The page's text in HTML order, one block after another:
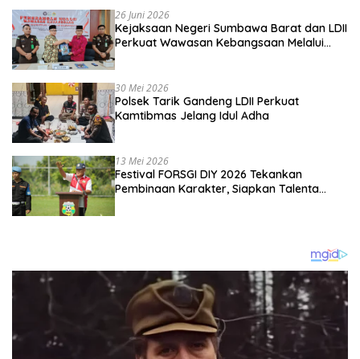
26 Juni 2026
Kejaksaan Negeri Sumbawa Barat dan LDII
Perkuat Wawasan Kebangsaan Melalui
30 Mei 2026
Polsek Tarik Gandeng LDII Perkuat
Kamtibmas Jelang Idul Adha
13 Mei 2026
Festival FORSGI DIY 2026 Tekankan
Pembinaan Karakter, Siapkan Talenta